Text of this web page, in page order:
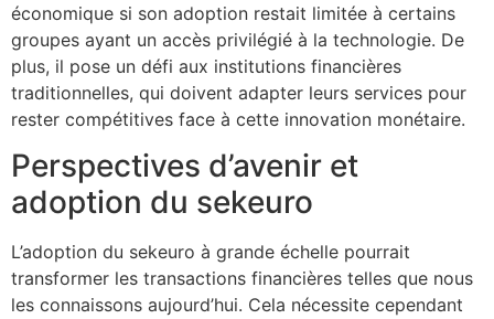
économique si son adoption restait limitée à certains
groupes ayant un accès privilégié à la technologie. De
plus, il pose un défi aux institutions financières
traditionnelles, qui doivent adapter leurs services pour
rester compétitives face à cette innovation monétaire.
Perspectives d’avenir et
adoption du sekeuro
L’adoption du sekeuro à grande échelle pourrait
transformer les transactions financières telles que nous
les connaissons aujourd’hui. Cela nécessite cependant